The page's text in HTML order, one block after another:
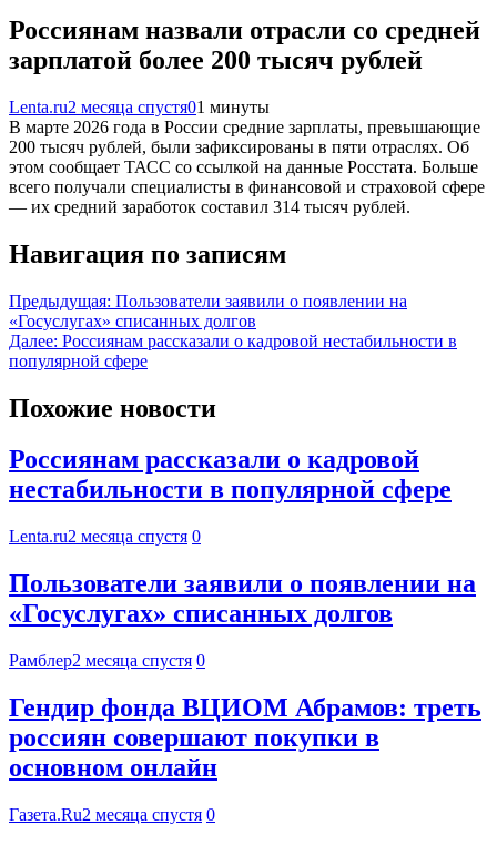
Россиянам назвали отрасли со средней
зарплатой более 200 тысяч рублей
Lenta.ru2 месяца спустя01 минуты
В марте 2026 года в России средние зарплаты, превышающие
200 тысяч рублей, были зафиксированы в пяти отраслях. Об
этом сообщает ТАСС со ссылкой на данные Росстата. Больше
всего получали специалисты в финансовой и страховой сфере
— их средний заработок составил 314 тысяч рублей.
Навигация по записям
Предыдущая: Пользователи заявили о появлении на
«Госуслугах» списанных долгов
Далее: Россиянам рассказали о кадровой нестабильности в
популярной сфере
Похожие новости
Россиянам рассказали о кадровой
нестабильности в популярной сфере
Lenta.ru2 месяца спустя 0
Пользователи заявили о появлении на
«Госуслугах» списанных долгов
Рамблер2 месяца спустя 0
Гендир фонда ВЦИОМ Абрамов: треть
россиян совершают покупки в
основном онлайн
Газета.Ru2 месяца спустя 0